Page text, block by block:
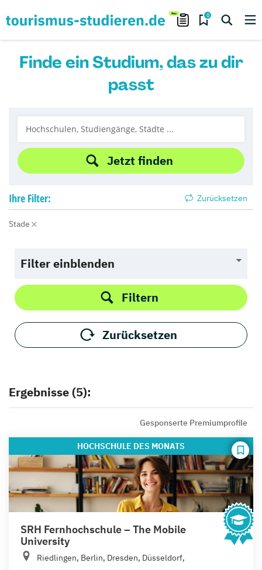
0
Finde ein Studium, das zu dir
passt
Jetzt finden
Ihre Filter: Zurücksetzen
Stade
Filter einblenden
Filtern
Zurücksetzen
Ergebnisse (5):
Gesponserte Premiumprofile
HOCHSCHULE DES MONATS
SRH Fernhochschule – The Mobile
University
Riedlingen, Berlin, Dresden, Düsseldorf,